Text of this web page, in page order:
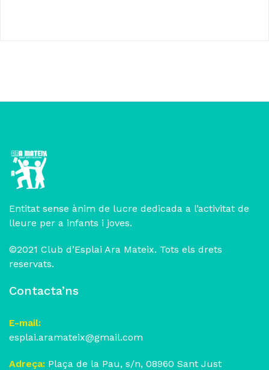
Entitat sense ànim de lucre dedicada a l’activitat de
lleure per a infants i joves.
©2021 Club d’Esplai Ara Mateix. Tots els drets
reservats.
Contacta’ns
E-mail:
esplai.aramateix@gmail.com
Adreça: Plaça de la Pau, s/n, 08960 Sant Just